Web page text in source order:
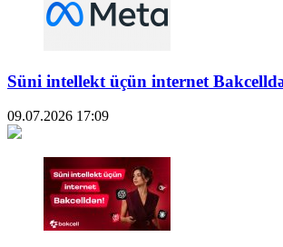
Süni intellekt üçün internet
09.07.2026 17:09